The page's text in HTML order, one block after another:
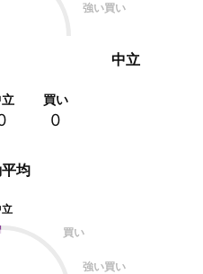
強い買い
中立
買い
0
均
買い
強い買い